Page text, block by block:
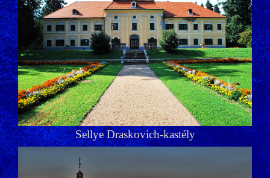
Sellye Draskovich-kastély